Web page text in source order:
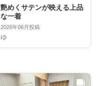
艶めくサテンが映える上品
な一着
2026年06月投稿
ゆ